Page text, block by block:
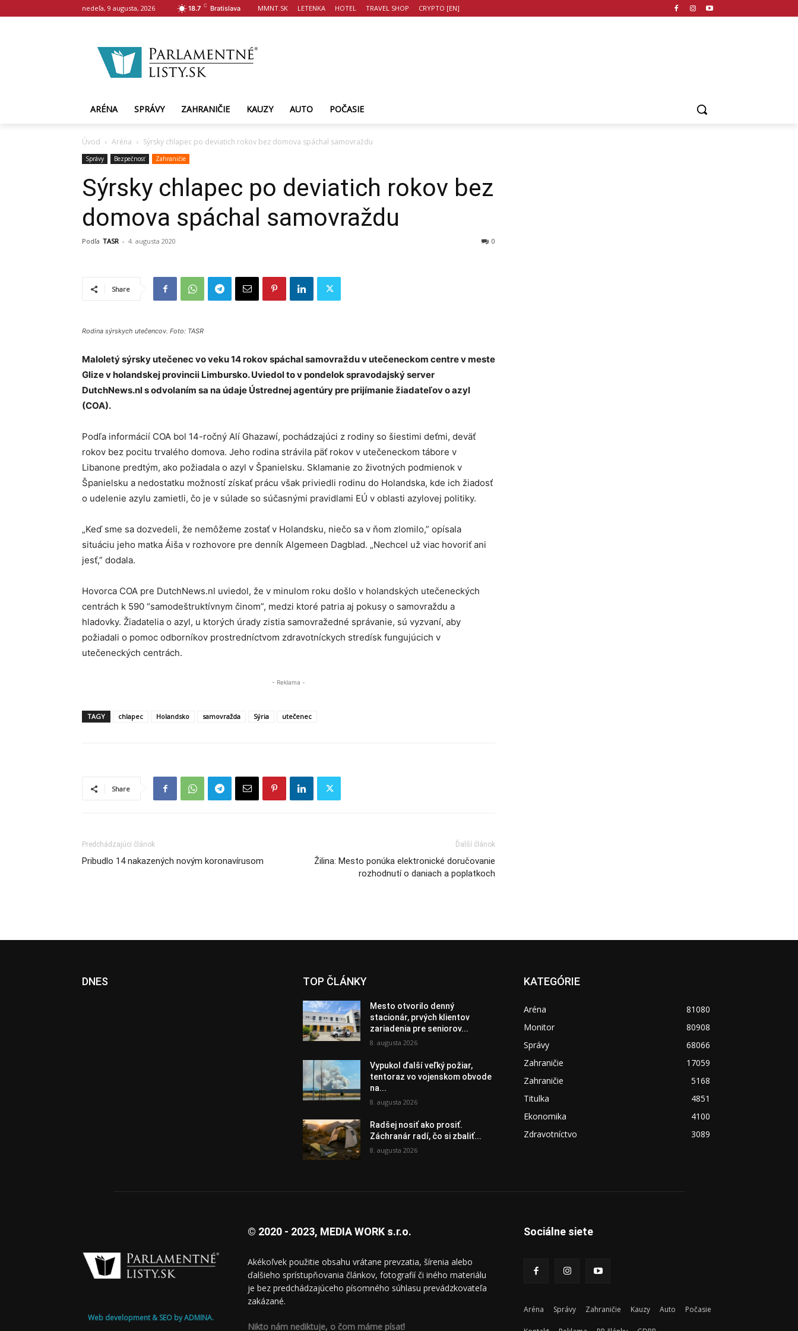
nedeľa, 9 augusta, 2026 18.7 C Bratislava MMNT.SK LETENKA HOTEL TRAVEL SHOP CRYPTO [EN]
ARÉNA SPRÁVY ZAHRANIČIE KAUZY AUTO POČASIE
Úvod Aréna Sýrsky chlapec po deviatich rokov bez domova spáchal samovraždu
Správy Bezpečnosť Zahraničie
Sýrsky chlapec po deviatich rokov bez
domova spáchal samovraždu
Podľa TASR - 4. augusta 2020 0
Share
Rodina sýrskych utečencov. Foto: TASR
Maloletý sýrsky utečenec vo veku 14 rokov spáchal samovraždu v utečeneckom centre v meste
Glize v holandskej provincii Limbursko. Uviedol to v pondelok spravodajský server
DutchNews.nl s odvolaním sa na údaje Ústrednej agentúry pre prijímanie žiadateľov o azyl
(COA).
Podľa informácií COA bol 14-ročný Alí Ghazawí, pochádzajúci z rodiny so šiestimi deťmi, deväť
rokov bez pocitu trvalého domova. Jeho rodina strávila päť rokov v utečeneckom tábore v
Libanone predtým, ako požiadala o azyl v Španielsku. Sklamanie zo životných podmienok v
Španielsku a nedostatku možností získať prácu však priviedli rodinu do Holandska, kde ich žiadosť
o udelenie azylu zamietli, čo je v súlade so súčasnými pravidlami EÚ v oblasti azylovej politiky.
„Keď sme sa dozvedeli, že nemôžeme zostať v Holandsku, niečo sa v ňom zlomilo,” opísala
situáciu jeho matka Áiša v rozhovore pre denník Algemeen Dagblad. „Nechcel už viac hovoriť ani
jesť,” dodala.
Hovorca COA pre DutchNews.nl uviedol, že v minulom roku došlo v holandských utečeneckých
centrách k 590 “samodeštruktívnym činom”, medzi ktoré patria aj pokusy o samovraždu a
hladovky. Žiadatelia o azyl, u ktorých úrady zistia samovražedné správanie, sú vyzvaní, aby
požiadali o pomoc odborníkov prostredníctvom zdravotníckych stredísk fungujúcich v
utečeneckých centrách.
- Reklama -
TAGY chlapec Holandsko samovražda Sýria utečenec
Share
Predchádzajúci článok
Pribudlo 14 nakazených novým koronavírusom
Ďalší článok
Žilina: Mesto ponúka elektronické doručovanie
rozhodnutí o daniach a poplatkoch
DNES TOP ČLÁNKY
Mesto otvorilo denný
stacionár, prvých klientov
zariadenia pre seniorov...
8. augusta 2026
Vypukol ďalší veľký požiar,
tentoraz vo vojenskom obvode
na...
8. augusta 2026
Radšej nosiť ako prosiť.
Záchranár radí, čo si zbaliť...
8. augusta 2026
KATEGÓRIE
Aréna
81080
Monitor
80908
Správy
68066
Zahraničie
17059
Zahraničie
5168
Titulka
4851
Ekonomika
4100
Zdravotníctvo
3089
Web development & SEO by ADMINA.
© 2020 - 2023, MEDIA WORK s.r.o.
Akékoľvek použitie obsahu vrátane prevzatia, šírenia alebo
ďalšieho sprístupňovania článkov, fotografií či iného materiálu
je bez predchádzajúceho písomného súhlasu prevádzkovateľa
zakázané.
Nikto nám nediktuje, o čom máme písať!
Sociálne siete
Aréna Správy Zahraničie Kauzy Auto Počasie